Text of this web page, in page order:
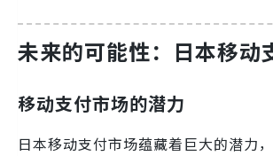
未来的可能性：日本移动
移动支付市场的潜力
日本移动支付市场蕴藏着巨大的潜力